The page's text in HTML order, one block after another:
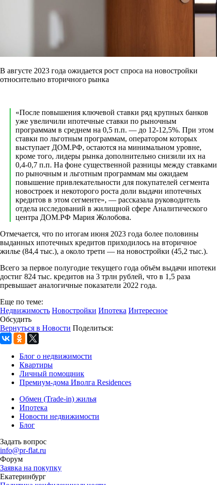
В августе 2023 года ожидается рост спроса на новостройки
относительно вторичного рынка
«После повышения ключевой ставки ряд крупных банков
уже увеличили ипотечные ставки по рыночным
программам в среднем на 0,5 п.п. — до 12-12,5%. При этом
ставки по льготным программам, оператором которых
выступает ДОМ.РФ, остаются на минимальном уровне,
кроме того, лидеры рынка дополнительно снизили их на
0,4-0,7 п.п. На фоне существенной разницы между ставками
по рыночным и льготным программам мы ожидаем
повышение привлекательности для покупателей сегмента
новостроек и некоторого роста доли выдачи ипотечных
кредитов в этом сегменте», — рассказала руководитель
отдела исследований в жилищной сфере Аналитического
центра ДОМ.РФ Мария Жолобова.
Отмечается, что по итогам июня 2023 года более половины
выданных ипотечных кредитов приходилось на вторичное
жилье (84,4 тыс.), а около трети — на новостройки (45,2 тыс.).
Всего за первое полугодие текущего года объём выдачи ипотеки
достиг 824 тыс. кредитов на 3 трлн рублей, что в 1,5 раза
превышает аналогичные показатели 2022 года.
Еще по теме:
Недвижимость Новостройки Ипотека Интересное
Обсудить
Вернуться в Новости Поделиться:
Блог о недвижимости
Квартиры
Личный помощник
Премиум-дома Иволга Residences
Обмен (Trade-in) жилья
Ипотека
Новости недвижимости
Блог
Задать вопрос
info@pr-flat.ru
Форум
Заявка на покупку
Екатеринбург